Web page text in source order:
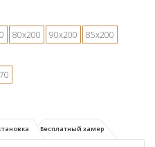
80х200 90х200
85х200
Бесплатный замер